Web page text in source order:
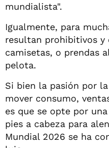
mundialista".
Igualmente, para
resultan prohibitivos y
camisetas, o prendas
pelota.
Si bien la pasión por
mover consumo,
es que se opte por
pies a cabeza para
Mundial 2026 se ha